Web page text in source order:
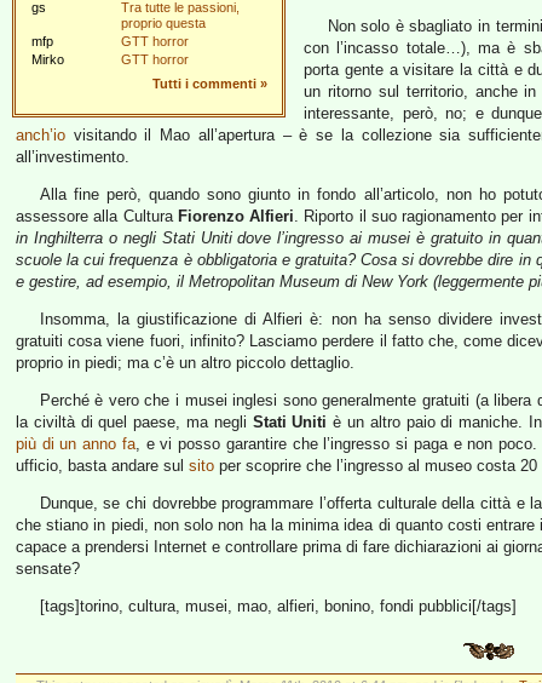
gs
Tra tutte le passioni,
proprio questa
mfp
GTT horror
Mirko
GTT horror
Tutti i commenti »
Non solo è sbagliato in
con l’incasso totale…), ma è
porta gente a visitare la città e
un ritorno sul territorio, anche
interessante, però, no; e
anch’io visitando il Mao all’apertura – è se la collezione sia
all’investimento.
Alla fine però, quando sono giunto in fondo all’articolo, non ho
assessore alla Cultura Fiorenzo Alfieri. Riporto il suo ragionamento per
in Inghilterra o negli Stati Uniti dove l’ingresso ai musei è gratuito in
scuole la cui frequenza è obbligatoria e gratuita? Cosa si dovrebbe dire
e gestire, ad esempio, il Metropolitan Museum di New York (leggermente
Insomma, la giustificazione di Alfieri è: non ha senso dividere
gratuiti cosa viene fuori, infinito? Lasciamo perdere il fatto che, come
proprio in piedi; ma c’è un altro piccolo dettaglio.
Perché è vero che i musei inglesi sono generalmente gratuiti (a
la civiltà di quel paese, ma negli Stati Uniti è un altro paio di maniche.
più di un anno fa, e vi posso garantire che l’ingresso si paga e non
ufficio, basta andare sul sito per scoprire che l’ingresso al museo costa
Dunque, se chi dovrebbe programmare l’offerta culturale della città
che stiano in piedi, non solo non ha la minima idea di quanto costi
capace a prendersi Internet e controllare prima di fare dichiarazioni ai
sensate?
[tags]torino, cultura, musei, mao, alfieri, bonino, fondi pubblici[/tags]